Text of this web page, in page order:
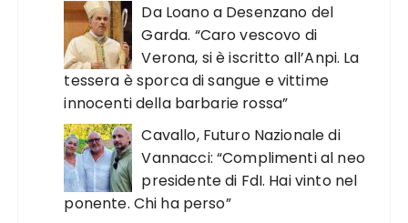
Da Loano a Desenzano del
Garda. “Caro vescovo di
Verona, si è iscritto all’Anpi. La
tessera è sporca di sangue e vittime
innocenti della barbarie rossa”
Cavallo, Futuro Nazionale di
Vannacci: “Complimenti al neo
presidente di FdI. Hai vinto nel
ponente. Chi ha perso”